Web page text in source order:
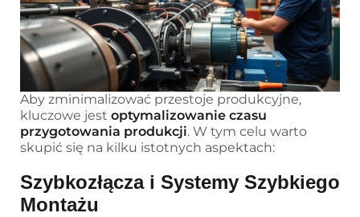
Aby zminimalizować przestoje produkcyjne,
kluczowe jest optymalizowanie czasu
przygotowania produkcji. W tym celu warto
skupić się na kilku istotnych aspektach:
Szybkozłącza i Systemy Szybkiego
Montażu